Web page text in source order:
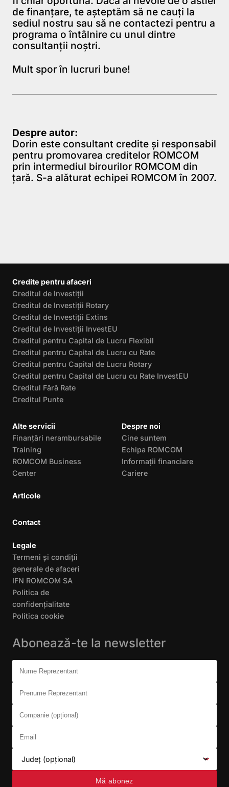
de finanţare, te aşteptăm să ne cauţi la
sediul nostru sau să ne contactezi pentru a
programa o întâlnire cu unul dintre
consultanţii noştri.
Mult spor în lucruri bune!
Despre autor:
Dorin este consultant credite şi responsabil
pentru promovarea creditelor ROMCOM
prin intermediul birourilor ROMCOM din
ţară. S-a alăturat echipei ROMCOM în 2007.
Credite pentru afaceri
Creditul de Investiții
Creditul de Investiții Rotary
Creditul de Investiții Extins
Creditul de Investiții InvestEU
Creditul pentru Capital de Lucru Flexibil
Creditul pentru Capital de Lucru cu Rate
Creditul pentru Capital de Lucru Rotary
Creditul pentru Capital de Lucru cu Rate InvestEU
Creditul Fără Rate
Creditul Punte
Alte servicii
Finanțări nerambursabile
Training
ROMCOM Business
Center
Articole
Despre noi
Cine suntem
Echipa ROMCOM
Informații financiare
Cariere
Contact
Legale
Termeni și condiții
generale de afaceri
IFN ROMCOM SA
Politica de
confidențialitate
Politica cookie
Abonează-te la newsletter
Don't fill this out:
Nume Reprezentant
Prenume Reprezentant
Companie (opțional)
Email
Județ (opțional)
Mă abonez